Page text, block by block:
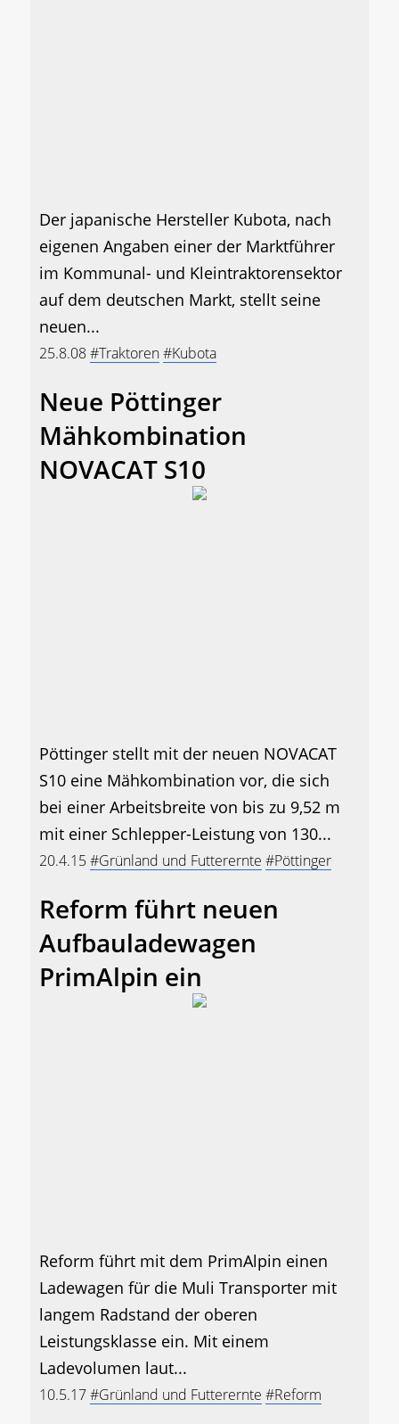
Der japanische Hersteller Kubota, nach
eigenen Angaben einer der Marktführer
im Kommunal- und Kleintraktorensektor
auf dem deutschen Markt, stellt seine
neuen...
25.8.08#Traktoren#Kubota
Neue Pöttinger
Mähkombination
NOVACAT S10
Pöttinger stellt mit der neuen NOVACAT
S10 eine Mähkombination vor, die sich
bei einer Arbeitsbreite von bis zu 9,52 m
mit einer Schlepper-Leistung von 130...
20.4.15#Grünland und Futterernte #Pöttinger
Reform führt neuen
Aufbauladewagen
PrimAlpin ein
Reform führt mit dem PrimAlpin einen
Ladewagen für die Muli Transporter mit
langem Radstand der oberen
Leistungsklasse ein. Mit einem
Ladevolumen laut...
10.5.17#Grünland und Futterernte #Reform